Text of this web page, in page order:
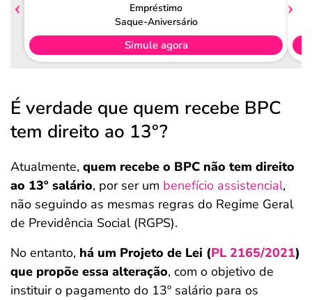
Empréstimo
Saque-Aniversário
Simule agora
É verdade que quem recebe BPC
tem direito ao 13°?
Atualmente, quem recebe o BPC não tem direito
ao 13º salário, por ser um benefício assistencial,
não seguindo as mesmas regras do Regime Geral
de Previdência Social (RGPS).
No entanto, há um Projeto de Lei (PL 2165/2021)
que propõe essa alteração, com o objetivo de
instituir o pagamento do 13º salário para os